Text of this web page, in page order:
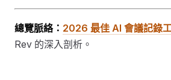
總覽脈絡： 2026 最佳 AI 會議記錄
Rev 的深入剖析。